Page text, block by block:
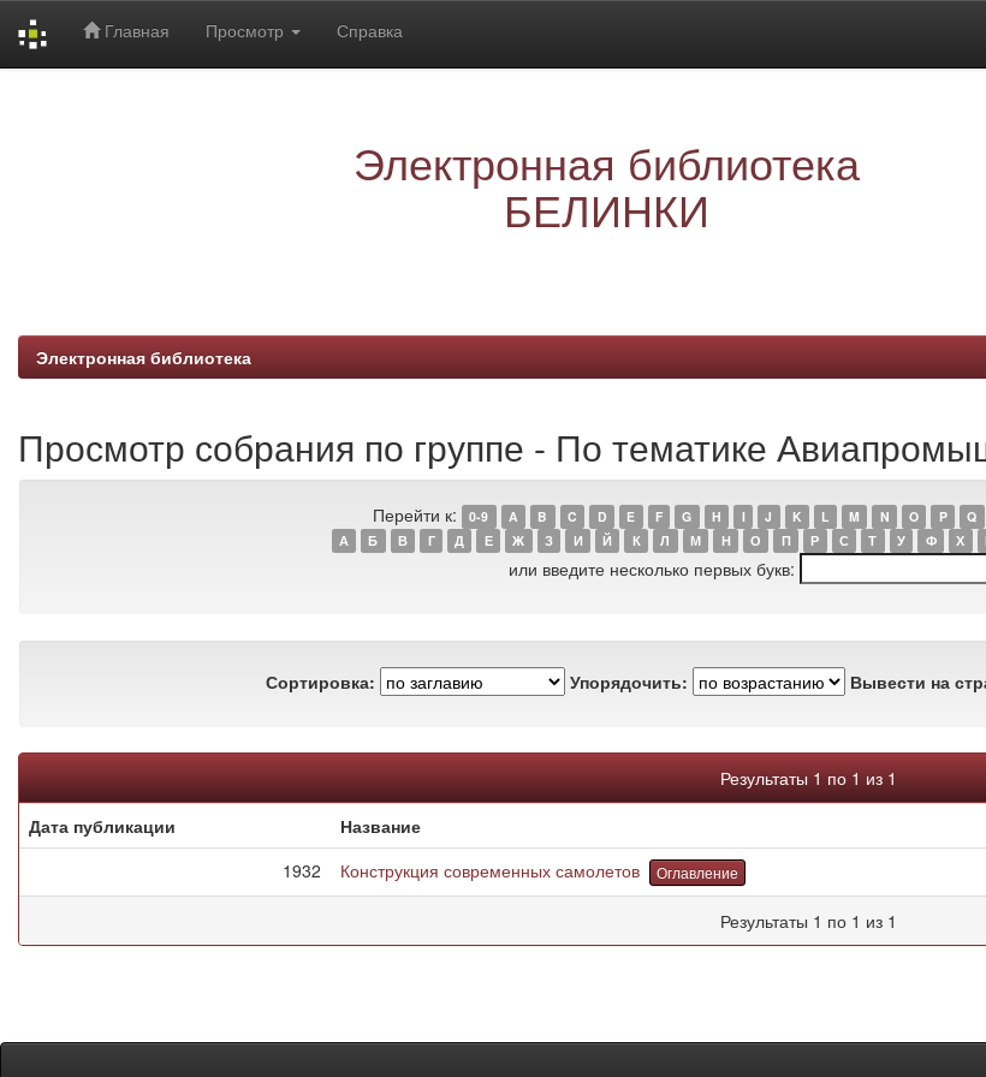
Главная Просмотр Справка
Электронная библиотека
БЕЛИНКИ
Электронная библиотека
Просмотр собрания по группе - По тематике
Перейти к: 0-9 A B C D E F G H I J K L M N O P Q
А
Б В Г Д Е Ж З И Й К Л М Н О П Р С Т У Ф Х
или введите несколько первых букв:
Сортировка: Упорядочить: Вывести на
Результаты 1 по 1 из 1
Дата публикации
Название
1932
Конструкция современных самолетов Оглавление
Результаты 1 по 1 из 1